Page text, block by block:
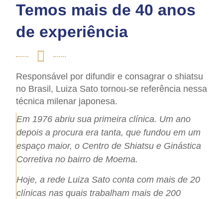
Temos mais de 40 anos
de experiência
Responsável por difundir e consagrar o shiatsu
no Brasil, Luiza Sato tornou-se referência nessa
técnica milenar japonesa.
Em 1976 abriu sua primeira clínica. Um ano
depois a procura era tanta, que fundou em um
espaço maior, o Centro de Shiatsu e Ginástica
Corretiva no bairro de Moema.
Hoje, a rede Luiza Sato conta com mais de 20
clínicas nas quais trabalham mais de 200